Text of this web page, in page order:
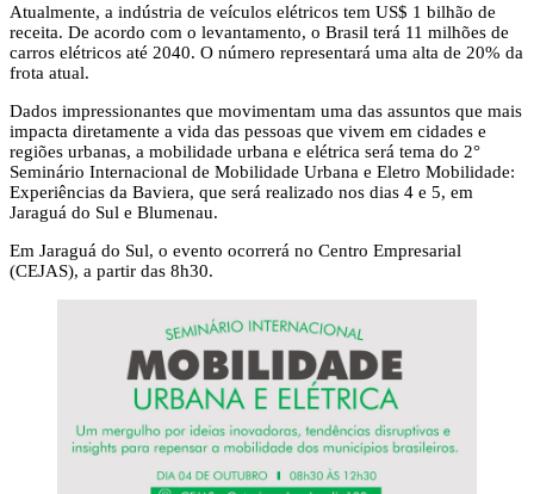
Atualmente, a indústria de veículos elétricos tem US$ 1 bilhão de
receita. De acordo com o levantamento, o Brasil terá 11 milhões de
carros elétricos até 2040. O número representará uma alta de 20% da
frota atual.
Dados impressionantes que movimentam uma das assuntos que mais
impacta diretamente a vida das pessoas que vivem em cidades e
regiões urbanas, a mobilidade urbana e elétrica será tema do 2°
Seminário Internacional de Mobilidade Urbana e Eletro Mobilidade:
Experiências da Baviera, que será realizado nos dias 4 e 5, em
Jaraguá do Sul e Blumenau.
Em Jaraguá do Sul, o evento ocorrerá no Centro Empresarial
(CEJAS), a partir das 8h30.